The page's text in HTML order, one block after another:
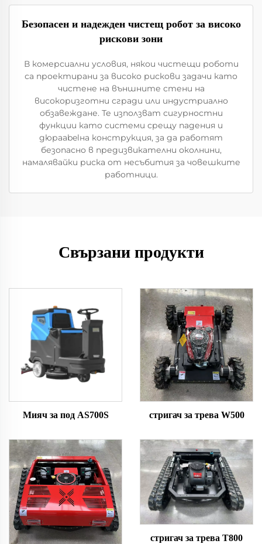
Безопасен и надежден чистещ робот за високо
рискови зони
В комерсиални условия, някои чистещи роботи
са проектирани за високо рискови задачи като
чистене на външните стени на
високоризготни сгради или индустриално
обзавеждане. Те използват сигурностни
функции като системи срещу падения и
дюраabelна конструкция, за да работят
безопасно в предизвикателни околнини,
намалявайки риска от несъбития за човешките
работници.
Свързани продукти
Мияч за под AS700S стригач за трева W500
стригач за трева T800